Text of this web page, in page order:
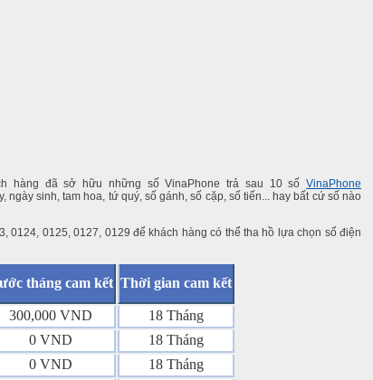
hàng đã sở hữu những số VinaPhone trả sau 10 số VinaPhone
ngày sinh, tam hoa, tứ quý, số gánh, số cặp, số tiến... hay bất cứ số nào
0124, 0125, 0127, 0129 để khách hàng có thể tha hồ lựa chọn số điện
tháng cam kết Thời gian cam kết
300,000 VND
18 Tháng
0 VND
18 Tháng
0 VND
18 Tháng